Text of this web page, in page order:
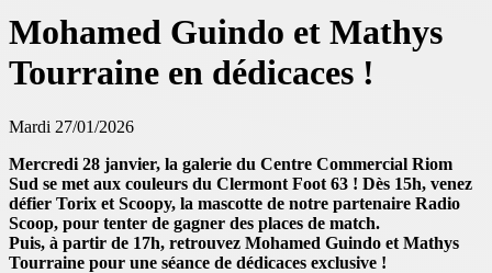
Mohamed Guindo et Mathys
Tourraine en dédicaces !
Mardi 27/01/2026
Mercredi 28 janvier, la galerie du Centre Commercial Riom
Sud se met aux couleurs du Clermont Foot 63 ! Dès 15h, venez
défier Torix et Scoopy, la mascotte de notre partenaire Radio
Scoop, pour tenter de gagner des places de match.
Puis, à partir de 17h, retrouvez Mohamed Guindo et Mathys
Tourraine pour une séance de dédicaces exclusive !